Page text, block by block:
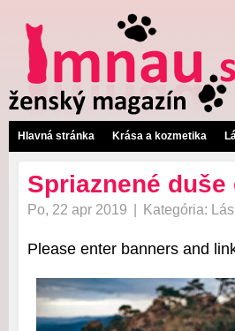
Hlavná stránka Krása a kozmetika
Spriaznené
Po, 22 apr 2019 Kategória:
Please enter banners and